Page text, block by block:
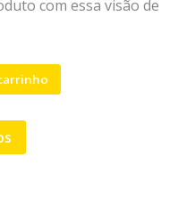
com essa visão de